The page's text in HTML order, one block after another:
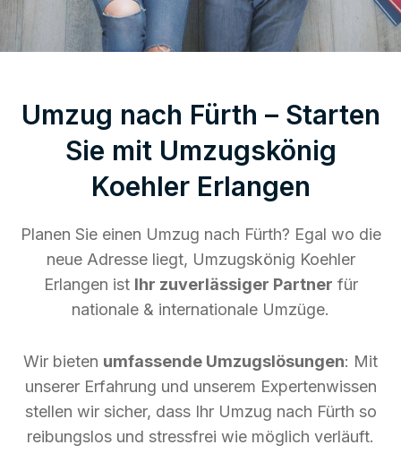
Umzug nach Fürth – Starten
Sie mit Umzugskönig
Koehler Erlangen
Planen Sie einen Umzug nach Fürth? Egal wo die
neue Adresse liegt, Umzugskönig Koehler
Erlangen ist Ihr zuverlässiger Partner für
nationale & internationale Umzüge.
Wir bieten umfassende Umzugslösungen: Mit
unserer Erfahrung und unserem Expertenwissen
stellen wir sicher, dass Ihr Umzug nach Fürth so
reibungslos und stressfrei wie möglich verläuft.